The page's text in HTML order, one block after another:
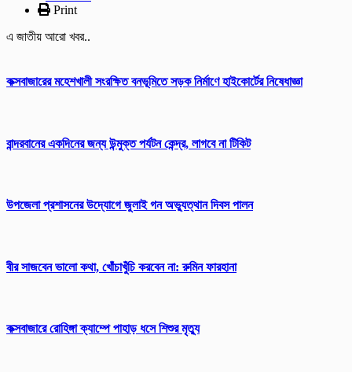
Print
এ জাতীয় আরো খবর..
কক্সবাজারের মহেশখালী সংরক্ষিত বনভূমিতে সড়ক নির্মাণে হাইকোর্টের নিষেধাজ্ঞা
বান্দরবানের একদিনের জন্য উন্মুক্ত পর্যটন কেন্দ্র, লাগবে না টিকিট
উপজেলা প্রশাসনের উদ্যোগে জুলাই গন অভ্যুত্থান দিবস পালন
বীর সাজবেন ভালো কথা, খোঁচাখুঁচি করবেন না: রুমিন ফারহানা
কক্সবাজারে রোহিঙ্গা ক্যাম্পে পাহাড় ধসে শিশুর মৃত্যু